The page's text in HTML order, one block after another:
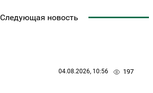
Следующая новость
04.08.2026, 10:56 197